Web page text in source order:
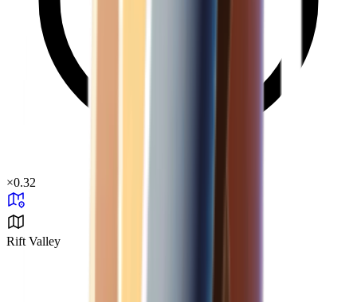
×0.32
Rift Valley